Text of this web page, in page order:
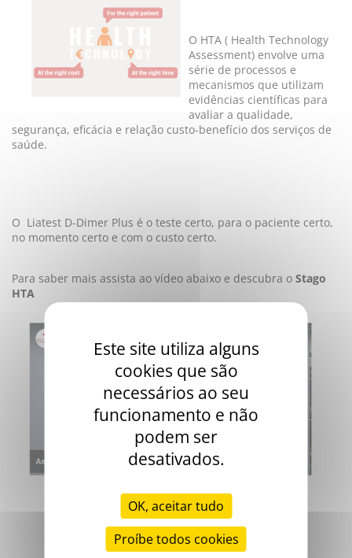
O HTA ( Health Technology
Assessment) envolve uma
série de processos e
mecanismos que utilizam
evidências científicas para
avaliar a qualidade,
segurança, eficácia e relação custo-benefício dos serviços de
saúde.
O Liatest D-Dimer Plus é o teste certo, para o paciente certo,
no momento certo e com o custo certo.
Para saber mais assista ao vídeo abaixo e descubra o Stago
HTA
Este site utiliza alguns
cookies que são
necessários ao seu
funcionamento e não
podem ser
desativados.
OK, aceitar tudo
Proíbe todos cookies